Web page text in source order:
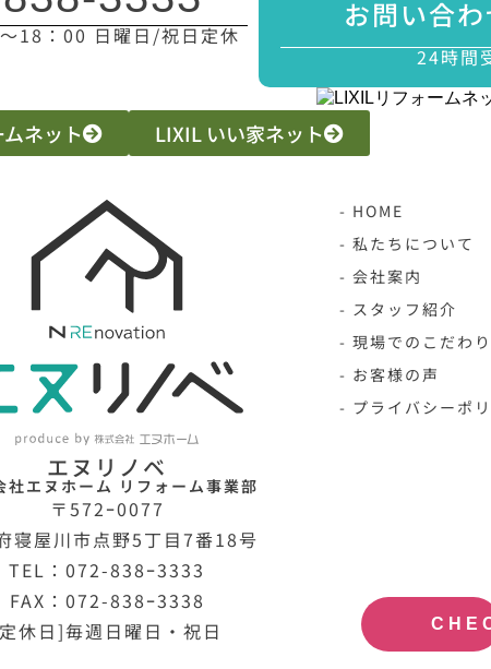
18：00 日曜日/祝日定休
お問い合わ
24時間
ネット LIXIL いい家ネット
エヌリノベ
社エヌホーム リフォーム事業部
〒572ｰ0077
寝屋川市点野5丁目7番18号
TEL：072-838ｰ3333
FAX：072-838ｰ3338
休日]毎週日曜日・祝日
- HOME
- 私たちについて
- 会社案内
- スタッフ紹介
- 現場でのこだわり
- お客様の声
- プライバシーポ